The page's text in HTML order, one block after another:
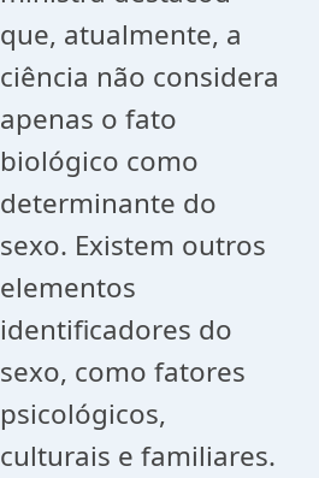
que, atualmente, a
ciência não considera
apenas o fato
biológico como
determinante do
sexo. Existem outros
elementos
identificadores do
sexo, como fatores
psicológicos,
culturais e familiares.